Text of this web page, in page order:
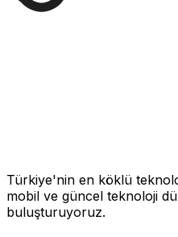
Türkiye'nin en köklü
mobil ve güncel teknoloji
buluşturuyoruz.